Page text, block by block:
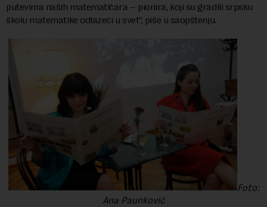
putevima naših matematičara – pionira, koji su gradili srpsku
školu matematike odlazeći u svet“, piše u saopštenju.
Foto:
Ana Paunković